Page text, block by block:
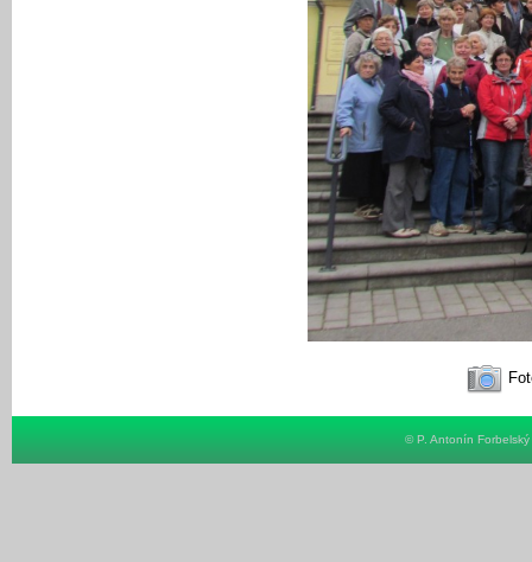
© P. Antonín